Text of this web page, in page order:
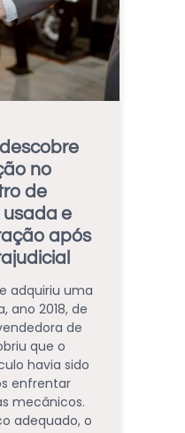
no
de
e
após
adquiriu uma
ano 2018, de
de
que o
havia sido
enfrentar
mecânicos.
adequado, o